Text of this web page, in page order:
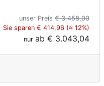
unser Preis € 3.458,00
Sie sparen € 414,96 (≈ 12%)
nur ab € 3.043,04